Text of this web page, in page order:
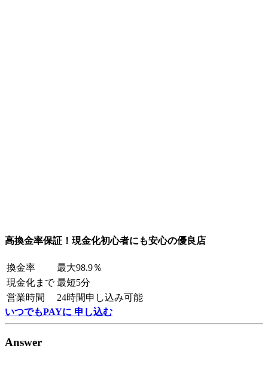
高換金率保証！現金化初心者にも安心の優良店
換金率
最大98.9％
現金化まで 最短5分
営業時間
24時間申し込み可能
いつでもPAYに 申し込む
Answer